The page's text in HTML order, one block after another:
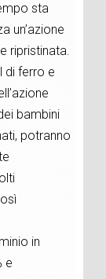
sta
un’azione
ripristinata.
di ferro e
bambini
potranno
in
e